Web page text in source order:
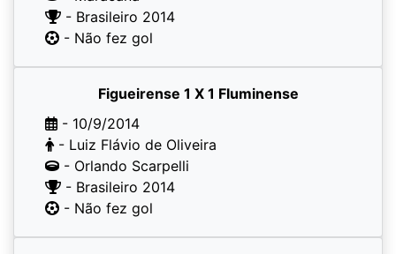
- Brasileiro 2014
- Não fez gol
Figueirense 1 X 1 Fluminense
- 10/9/2014
- Luiz Flávio de Oliveira
- Orlando Scarpelli
- Brasileiro 2014
- Não fez gol